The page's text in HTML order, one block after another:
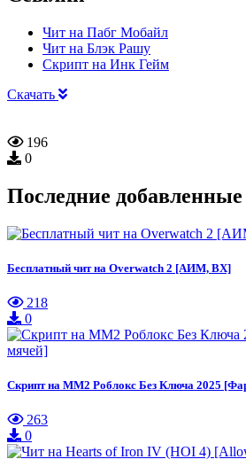
Чит на Пабг Мобайл
Чит на Блэк Рашу
Скрипт на Инк Гейм
Скачать
196
0
Последние добавленные
Бесплатный чит на Overwatch 2 [АИМ, ВХ]
218
0
Скрипт на ММ2 Роблокс Без Ключа 2025
263
0